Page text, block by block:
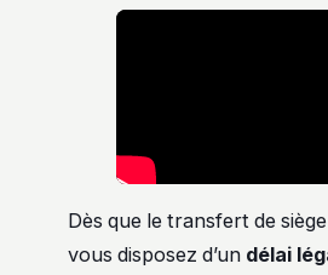
Dès que le transfert de
vous disposez d’un délai